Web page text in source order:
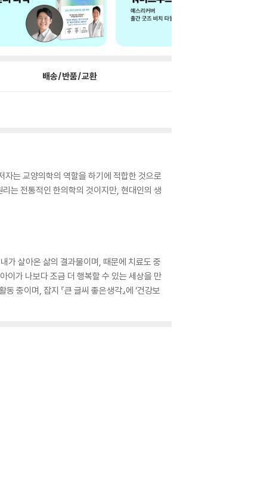
배송/반품/교환
자는 교양의학의 역할을 하기에 적합한 것으로
리는 전통적인 한의학의 것이지만, 현대인의 생
가 살아온 삶의 결과물이며, 때문에 치료도 중
이가 나보다 조금 더 행복할 수 있는 세상을 만
중이며, 잡지 『큰 글씨 좋은생각』에 ‘건강보